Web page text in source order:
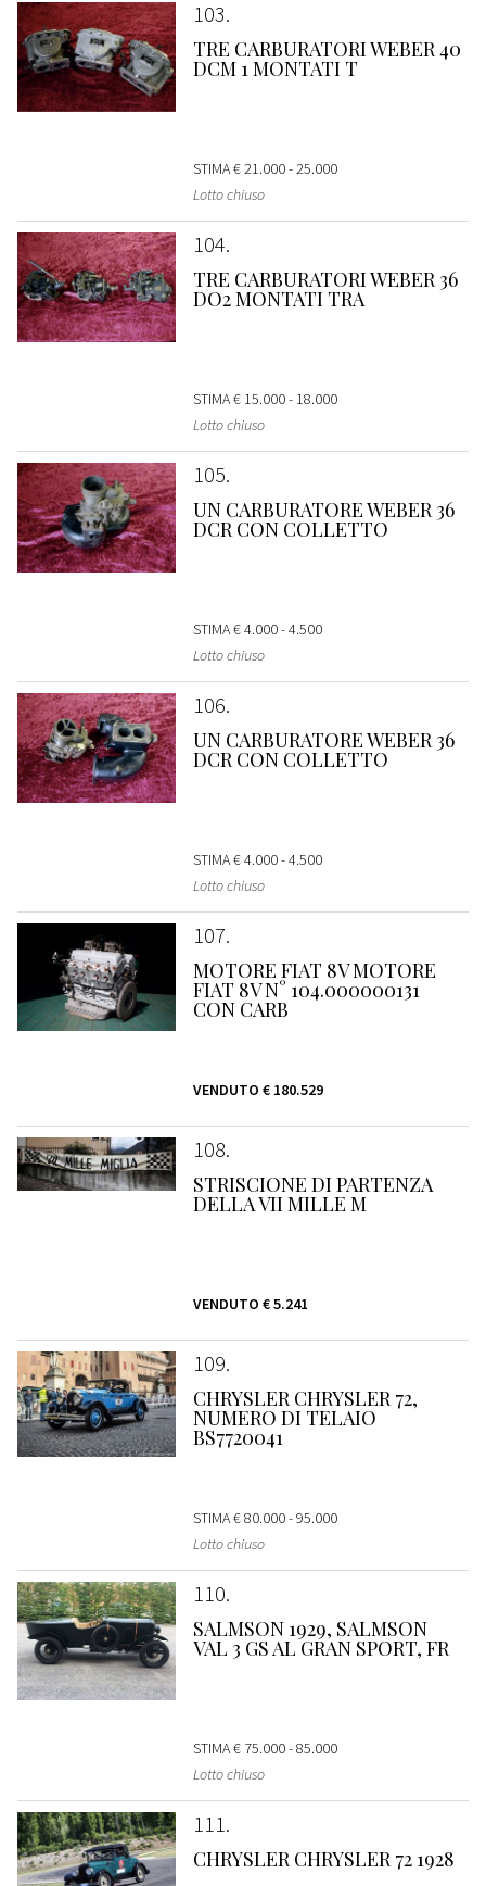
103
TRE CARBURATORI WEBER 40
DCM 1 MONTATI T
STIMA€ 21.000 - 25.000
Lotto chiuso
104
TRE CARBURATORI WEBER 36
DO2 MONTATI TRA
STIMA€ 15.000 - 18.000
Lotto chiuso
105
UN CARBURATORE WEBER 36
DCR CON COLLETTO
STIMA€ 4.000 - 4.500
Lotto chiuso
106
UN CARBURATORE WEBER 36
DCR CON COLLETTO
STIMA€ 4.000 - 4.500
Lotto chiuso
107
MOTORE FIAT 8V MOTORE
FIAT 8V N° 104.000000131
CON CARB
VENDUTO € 180.529
108
STRISCIONE DI PARTENZA
DELLA VII MILLE M
VENDUTO € 5.241
109
CHRYSLER CHRYSLER 72,
NUMERO DI TELAIO
BS7720041
STIMA€ 80.000 - 95.000
Lotto chiuso
110
SALMSON 1929, SALMSON
VAL 3 GS AL GRAN SPORT, FR
STIMA€ 75.000 - 85.000
Lotto chiuso
111
CHRYSLER CHRYSLER 72 1928